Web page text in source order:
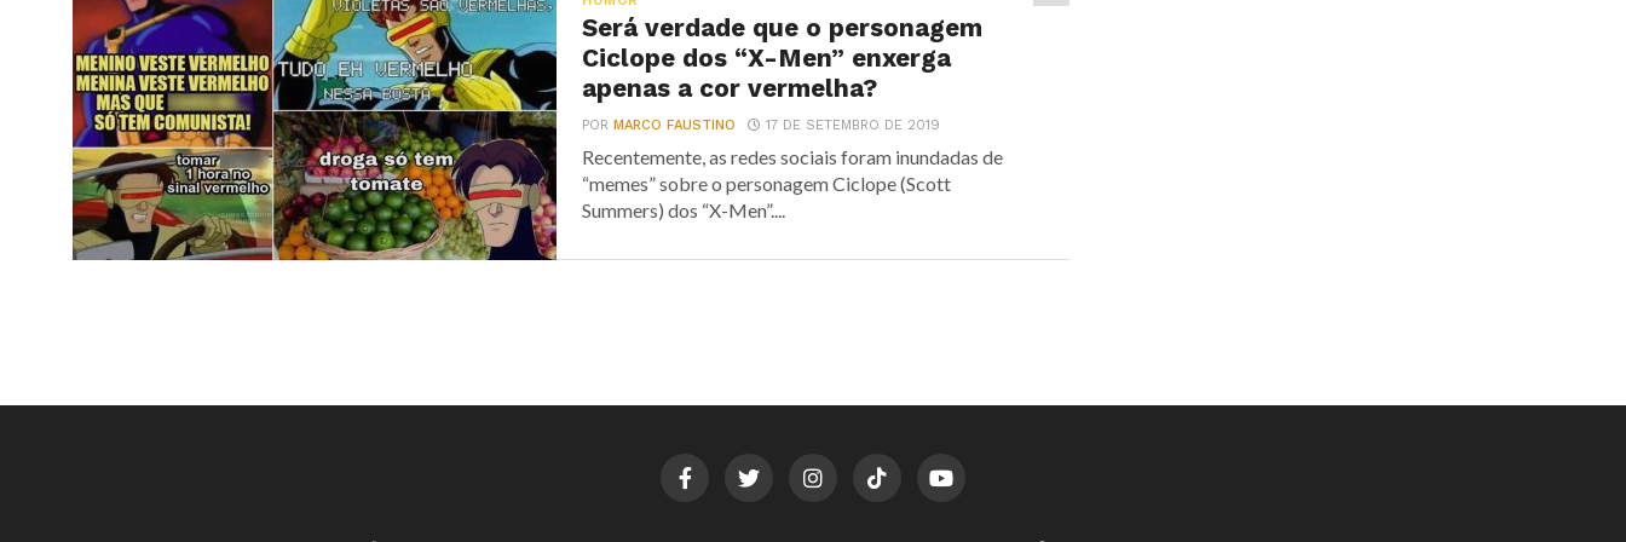
Será verdade que o personagem
Ciclope dos “X-Men” enxerga
apenas a cor vermelha?
PORMARCO FAUSTINO 17 DE SETEMBRO DE 2019
Recentemente, as redes sociais foram inundadas de
“memes” sobre o personagem Ciclope (Scott
Summers) dos “X-Men”....